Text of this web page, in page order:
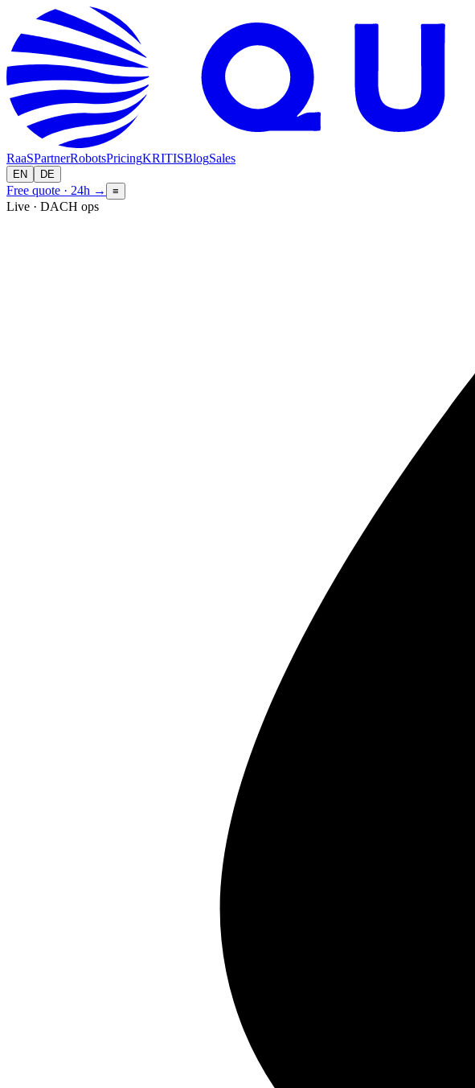
RaaSPartnerRobotsPricingKRITISBlogSales
EN DE
Free quote · 24h → ≡
Live · DACH ops